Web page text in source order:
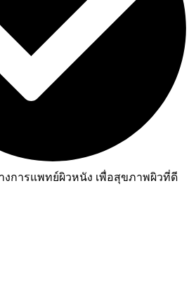
งการแพทย์ผิวหนัง เพื่อสุขภาพผิวที่ดี